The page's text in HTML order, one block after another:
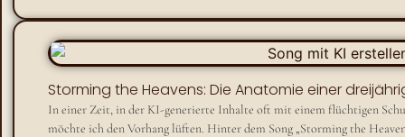
Storming the Heavens: Die Anatomie einer
​In einer Zeit, in der KI-generierte Inhalte oft mit einem flüchtigen
möchte ich den Vorhang lüften. Hinter dem Song „Storming the